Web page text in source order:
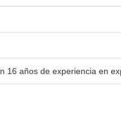
16 años de experiencia en